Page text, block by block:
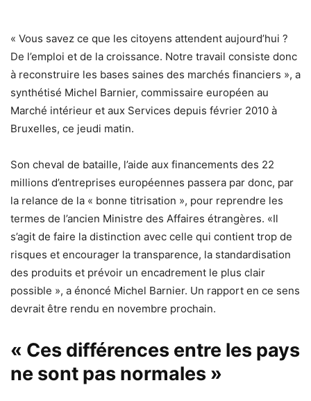
« Vous savez ce que les citoyens attendent aujourd’hui ?
De l’emploi et de la croissance. Notre travail consiste donc
à reconstruire les bases saines des marchés financiers », a
synthétisé Michel Barnier, commissaire européen au
Marché intérieur et aux Services depuis février 2010 à
Bruxelles, ce jeudi matin.
Son cheval de bataille, l’aide aux financements des 22
millions d’entreprises européennes passera par donc, par
la relance de la « bonne titrisation », pour reprendre les
termes de l’ancien Ministre des Affaires étrangères. «Il
s’agit de faire la distinction avec celle qui contient trop de
risques et encourager la transparence, la standardisation
des produits et prévoir un encadrement le plus clair
possible », a énoncé Michel Barnier. Un rapport en ce sens
devrait être rendu en novembre prochain.
« Ces différences entre les pays
ne sont pas normales »